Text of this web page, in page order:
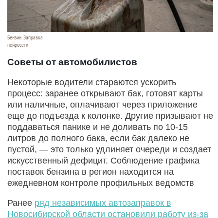
Бензин. Заправка
нейросети
Советы от автомобилистов
Некоторые водители стараются ускорить
процесс: заранее открывают бак, готовят карты
или наличные, оплачивают через приложение
еще до подъезда к колонке. Другие призывают не
поддаваться панике и не доливать по 10-15
литров до полного бака, если бак далеко не
пустой, — это только удлиняет очереди и создает
искусственный дефицит. Соблюдение графика
поставок бензина в регион находится на
ежедневном контроле профильных ведомств
Ранее ряд независимых автозаправок в
Новосибирской области остановили работу из-за